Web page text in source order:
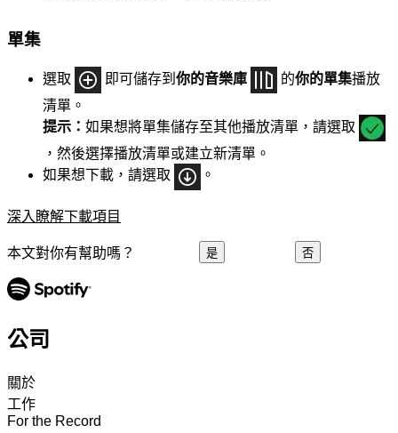
單集
選取 即可儲存到 你的音樂庫 的你的單集播放
清單。
提示： 如果想將單集儲存至其他播放清單，請選取
，然後選擇播放清單或建立新清單。
如果想下載，請選取
。
深入瞭解下載項目
本文對你有幫助嗎？ 是 否
公司
關於
工作
For the Record